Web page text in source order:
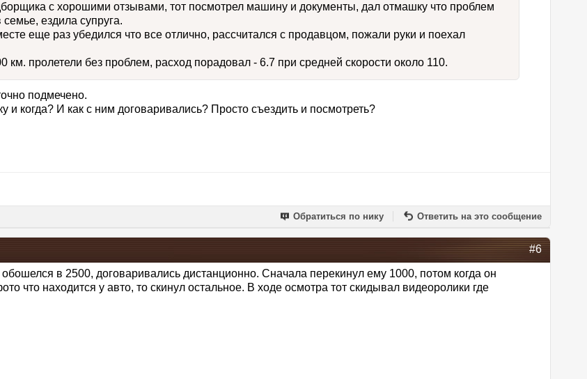
с хорошими отзывами, тот посмотрел машину и документы, дал отмашку что проблем
ездила супруга.
еще раз убедился что все отлично, рассчитался с продавцом, пожали руки и поехал
км. пролетели без проблем, расход порадовал - 6.7 при средней скорости около 110.
подмечено.
и когда? И как с ним договаривались? Просто съездить и посмотреть?
Обратиться по нику Ответить на это сообщение
#6
в 2500, договаривались дистанционно. Сначала перекинул ему 1000, потом когда он
что находится у авто, то скинул остальное. В ходе осмотра тот скидывал видеоролики где